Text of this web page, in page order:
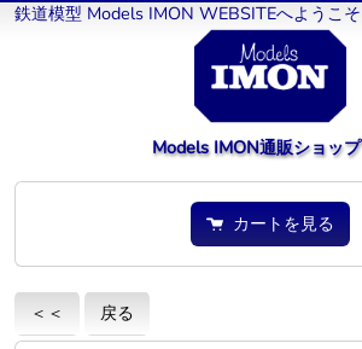
鉄道模型 Models IMON WEBSITEへようこそ
Models IMON通販ショップ
カートを見る
＜＜ 戻る